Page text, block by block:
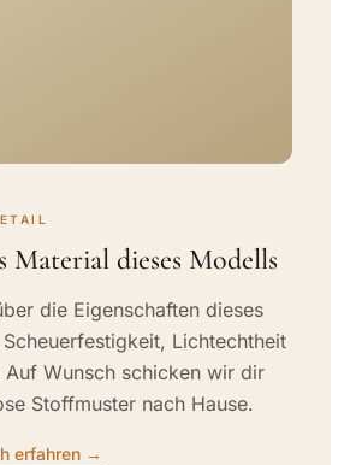
Material dieses Modells
die Eigenschaften dieses
Lichtechtheit
Auf Wunsch schicken wir dir
Stoffmuster nach Hause.
erfahren →